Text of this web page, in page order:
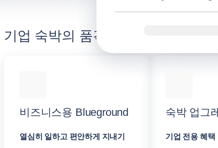
기업 숙박의 품격을 높이세요
비즈니스용 Blueground
열심히 일하고 편안하게 지내기
숙박 업그
기업 전용 혜택